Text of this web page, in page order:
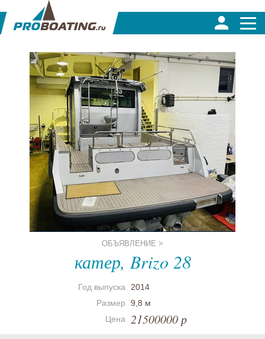
ОБЪЯВЛЕНИЕ >
катер, Brizo 28
Год выпуска
2014
Размер
9,8 м
Цена
21500000 р